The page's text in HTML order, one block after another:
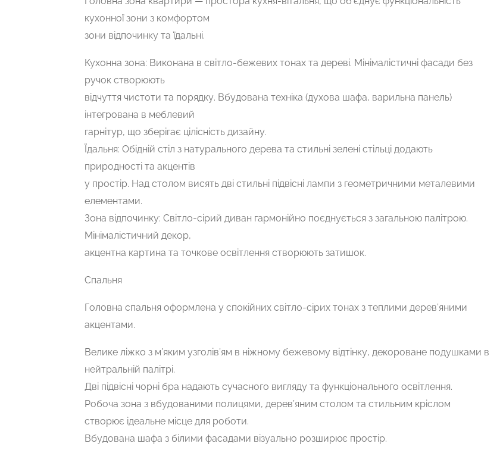
кухонної зони з комфортом
зони відпочинку та їдальні.
Кухонна зона: Виконана в світло-бежевих тонах та дереві. Мінімалістичні фасади без
ручок створюють
відчуття чистоти та порядку. Вбудована техніка (духова шафа, варильна панель)
інтегрована в меблевий
гарнітур, що зберігає цілісність дизайну.
Їдальня: Обідній стіл з натурального дерева та стильні зелені стільці додають
природності та акцентів
у простір. Над столом висять дві стильні підвісні лампи з геометричними металевими
елементами.
Зона відпочинку: Світло-сірий диван гармонійно поєднується з загальною палітрою.
Мінімалістичний декор,
акцентна картина та точкове освітлення створюють затишок.
Спальня
Головна спальня оформлена у спокійних світло-сірих тонах з теплими дерев’яними
акцентами.
Велике ліжко з м’яким узголів’ям в ніжному бежевому відтінку, декороване подушками в
нейтральній палітрі.
Дві підвісні чорні бра надають сучасного вигляду та функціонального освітлення.
Робоча зона з вбудованими полицями, дерев’яним столом та стильним кріслом
створює ідеальне місце для роботи.
Вбудована шафа з білими фасадами візуально розширює простір.